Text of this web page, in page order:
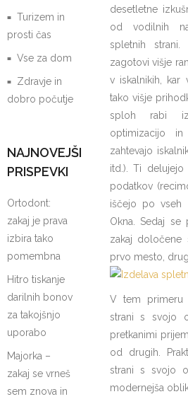
desetletne
od vodilnih
spletnih strani.
zagotovi višje
v iskalnikih, kar
tako višje
sploh rabi
optimizacijo
zahtevajo
itd.). Ti
podatkov
iščejo po vseh
Okna. Sedaj se
zakaj določene
prvo mesto,
V tem primeru
strani s svojo
pretkanimi
od drugih.
strani s svojo
modernejša
Turizem in
prosti čas
Vse za dom
Zdravje in
dobro počutje
NAJNOVEJŠI
PRISPEVKI
Ortodont:
zakaj je prava
izbira tako
pomembna
Hitro tiskanje
darilnih bonov
za takojšnjo
uporabo
Majorka –
zakaj se vrneš
sem znova in